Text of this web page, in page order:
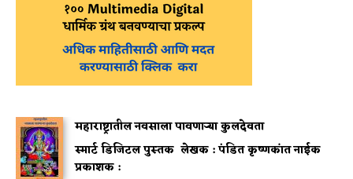
महाराष्ट्रातील नवसाला पावणाऱ्या कुलदेवता
स्मार्ट डिजिटल पुस्तक लेखक : पंडित कृष्णकांत नाईक
प्रकाशक :